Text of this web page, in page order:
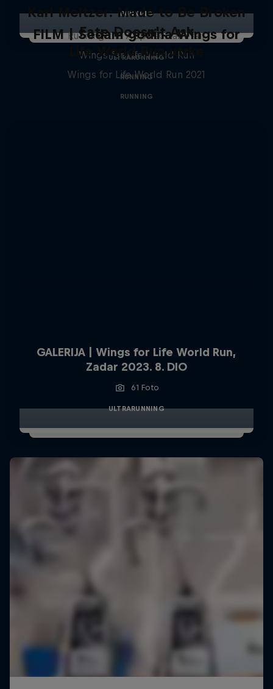
RUNNING
Karl Meltzer: Made to Be Broken
Running the Appalachian Trail
ULTRARUNNING
Fate Doesn't Ask
Wings for Life World Run
RUNNING
FILM | Sedam godina Wings for
Life World Run utrke
Wings for Life World Run 2021
RUNNING
GALERIJA | Wings for Life World Run,
Zadar 2023. 8. DIO
61 Foto
ULTRARUNNING